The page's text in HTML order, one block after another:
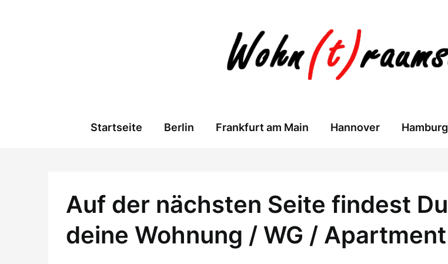
Startseite Berlin Frankfurt am Main Hannover Hamburg
Auf der nächsten Seite findest Du
deine Wohnung / WG / Apartment